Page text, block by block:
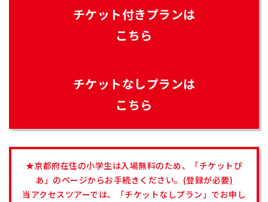
チケット付きプランは
こちら
チケットなしプランは
こちら
★京都府在住の小学生は入場無料のため、「チケットぴ
あ」のページからお手続きください。(登録が必要)
当アクセスツアーでは、「チケットなしプラン」でお申し